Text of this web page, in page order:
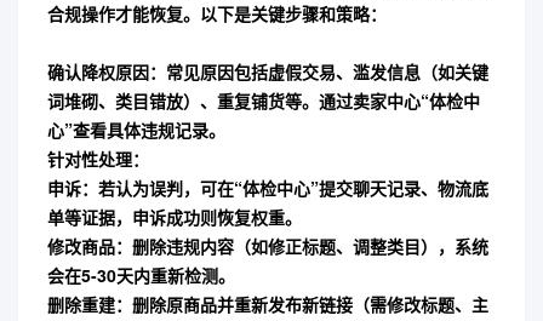
合规操作才能恢复。以下是关键步骤和策略：
确认降权原因：常见原因包括虚假交易、滥发信息（如关键
词堆砌、类目错放）、重复铺货等。通过卖家中心“体检中
心”查看具体违规记录。
针对性处理：
申诉：若认为误判，可在“体检中心”提交聊天记录、物流底
单等证据，申诉成功则恢复权重。
修改商品：删除违规内容（如修正标题、调整类目），系统
会在5-30天内重新检测。
删除重建：删除原商品并重新发布新链接（需修改标题、主